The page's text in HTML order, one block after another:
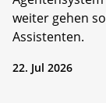
weiter gehen
Assistenten.
22. Jul 2026